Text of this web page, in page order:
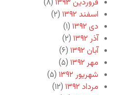
فروردین ۱۳۹۳
(۸)
اسفند ۱۳۹۲
(۲)
دی ۱۳۹۲
(۱)
آذر ۱۳۹۲
(۲)
آبان ۱۳۹۲
(۶)
مهر ۱۳۹۲
(۵)
شهریور ۱۳۹۲
(۵)
مرداد ۱۳۹۲
(۱۲)